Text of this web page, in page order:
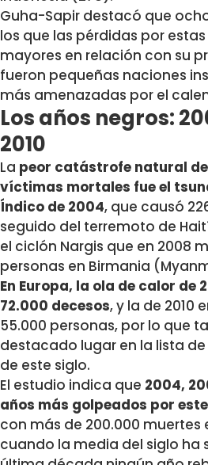
Guha-Sapir destacó que
los que las pérdidas por
mayores en relación con su
fueron pequeñas naciones
más amenazadas por el
Los años negros:
2010
La peor catástrofe natural
víctimas mortales fue el
Índico de 2004, que causó
seguido del terremoto de
el ciclón Nargis que en 2008
personas en Birmania
En Europa, la ola de calor de
72.000 decesos, y la de 2010
55.000 personas, por lo que
destacado lugar en la lista
de este siglo.
El estudio indica que 2004,
años más golpeados por
con más de 200.000 muertes
cuando la media del siglo ha